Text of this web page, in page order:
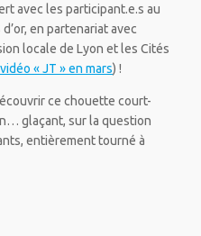
avec les participant.e.s au
en partenariat avec
locale de Lyon et les Cités
« JT » en mars) !
ce chouette court-
glaçant, sur la question
entièrement tourné à